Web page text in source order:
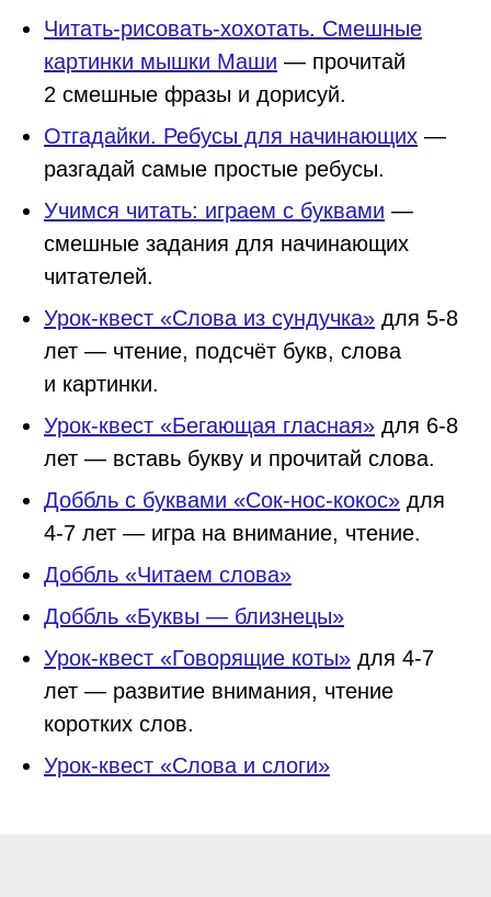
Читать-рисовать-хохотать. Смешные
картинки мышки Маши — прочитай
2 смешные фразы и дорисуй.
Отгадайки. Ребусы для начинающих —
разгадай самые простые ребусы.
Учимся читать: играем с буквами —
смешные задания для начинающих
читателей.
Урок-квест «Слова из сундучка» для 5-8
лет — чтение, подсчёт букв, слова
и картинки.
Урок-квест «Бегающая гласная» для 6-8
лет — вставь букву и прочитай слова.
Доббль с буквами «Сок-нос-кокос» для
4-7 лет — игра на внимание, чтение.
Доббль «Читаем слова»
Доббль «Буквы — близнецы»
Урок-квест «Говорящие коты» для 4-7
лет — развитие внимания, чтение
коротких слов.
Урок-квест «Слова и слоги»